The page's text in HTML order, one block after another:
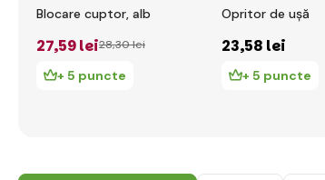
Blocare cuptor, alb
27,59 lei28,30 lei
+ 5 puncte
Opritor de ușă
23,58 lei
+ 5 puncte